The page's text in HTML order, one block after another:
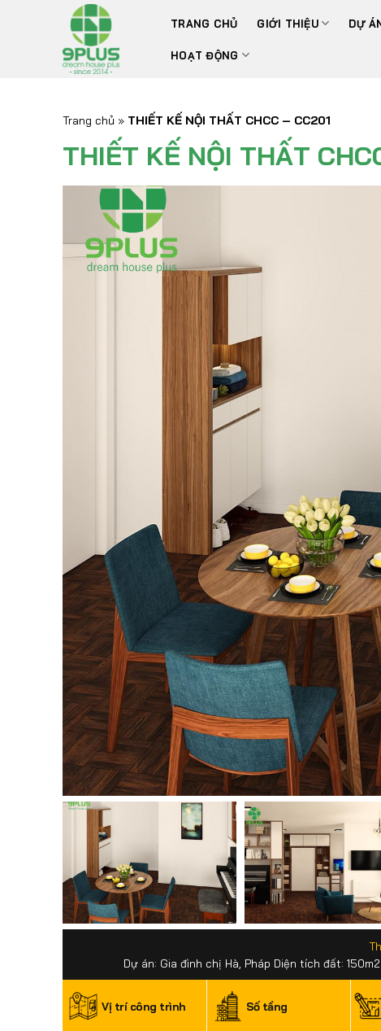
TRANG CHỦ GIỚI THIỆU DỰ
HOẠT ĐỘNG
Trang chủ » THIẾT KẾ NỘI THẤT CHCC – CC201
THIẾT KẾ NỘI THẤT
Dự án: Gia đình chị Hà, Pháp Diện tích đất:
Vị trí công trình Số tầng